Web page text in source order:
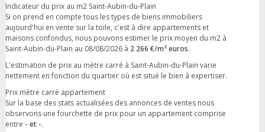
Indicateur du prix au m2 Saint-Aubin-du-Plain
Si on prend en compte tous les types de biens immobiliers
aujourd'hui en vente sur la toile, c'est à dire appartements et
maisons confondus, nous pouvons estimer le prix moyen du m2 à
Saint-Aubin-du-Plain au 08/08/2026 à 2 266 €/m² euros.
L'estimation de prix au mètre carré à Saint-Aubin-du-Plain varie
nettement en fonction du quartier où est situé le bien à expertiser.
Prix mètre carré appartement
Sur la base des stats actualisées des annonces de ventes nous
observons une fourchette de prix pour un appartement comprise
entre - et -.